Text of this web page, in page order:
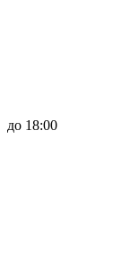
до 18:00